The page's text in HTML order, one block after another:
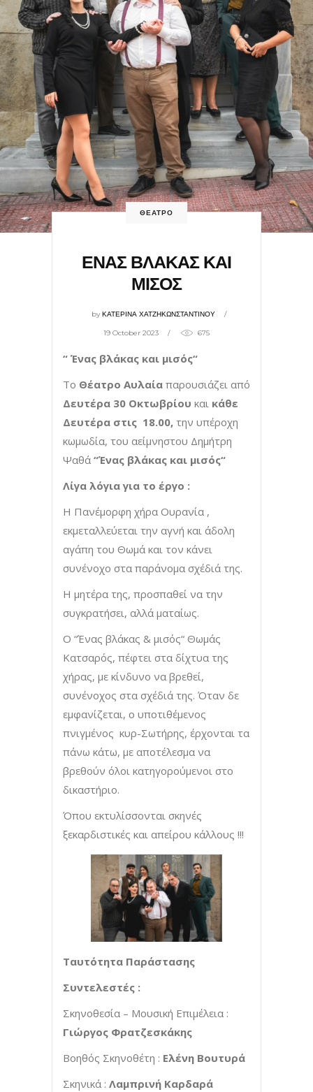
ΘΕΑΤΡΟ
ΕΝΑΣ ΒΛΑΚΑΣ ΚΑΙ
ΜΙΣΟΣ
byΚΑΤΕΡΙΝΑ ΧΑΤΖΗΚΩΝΣΤΑΝΤΙΝΟΥ
19 October 2023 675
“ Ένας βλάκας και μισός“
Το Θέατρο Αυλαία παρουσιάζει από
Δευτέρα 30 Οκτωβρίου και κάθε
Δευτέρα στις 18.00, την υπέροχη
κωμωδία, του αείμνηστου Δημήτρη
Ψαθά “Ένας βλάκας και μισός“
Λίγα λόγια για το έργο :
Η Πανέμορφη χήρα Ουρανία ,
εκμεταλλεύεται την αγνή και άδολη
αγάπη του Θωμά και τον κάνει
συνένοχο στα παράνομα σχέδιά της.
Η μητέρα της, προσπαθεί να την
συγκρατήσει, αλλά ματαίως.
Ο “Ένας βλάκας & μισός“ Θωμάς
Κατσαρός, πέφτει στα δίχτυα της
χήρας, με κίνδυνο να βρεθεί,
συνένοχος στα σχέδιά της. Όταν δε
εμφανίζεται, ο υποτιθέμενος
πνιγμένος κυρ-Σωτήρης, έρχονται τα
πάνω κάτω, με αποτέλεσμα να
βρεθούν όλοι κατηγορούμενοι στο
δικαστήριο.
Όπου εκτυλίσσονται σκηνές
ξεκαρδιστικές και απείρου κάλλους !!!
Ταυτότητα Παράστασης
Συντελεστές :
Σκηνοθεσία – Μουσική Επιμέλεια :
Γιώργος Φρατζεσκάκης
Βοηθός Σκηνοθέτη : Ελένη Βουτυρά
Σκηνικά : Λαμπρινή Καρδαρά